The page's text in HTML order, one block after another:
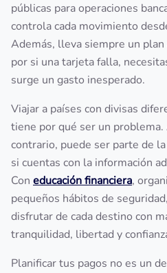
públicas para operaciones
controla cada movimiento
Además, lleva siempre un
por si una tarjeta falla,
surge un gasto inesperado.
Viajar a países con divisas
tiene por qué ser un
contrario, puede ser parte de
si cuentas con la información
Con educación financiera,
pequeños hábitos de
disfrutar de cada destino con
tranquilidad, libertad y
Planificar tus pagos no es un